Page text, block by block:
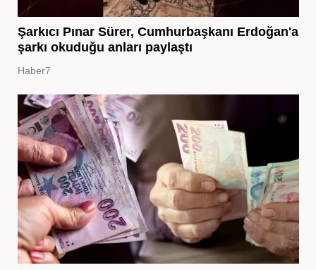
Şarkıcı Pınar Sürer, Cumhurbaşkanı Erdoğan'a
şarkı okuduğu anları paylaştı
Haber7